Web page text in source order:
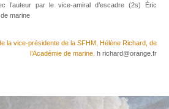
l’auteur par le vice-amiral d’escadre (2s) Éric
marine
la vice-présidente de la SFHM, Hélène Richard, de
l’Académie de marine. h richard@orange.fr